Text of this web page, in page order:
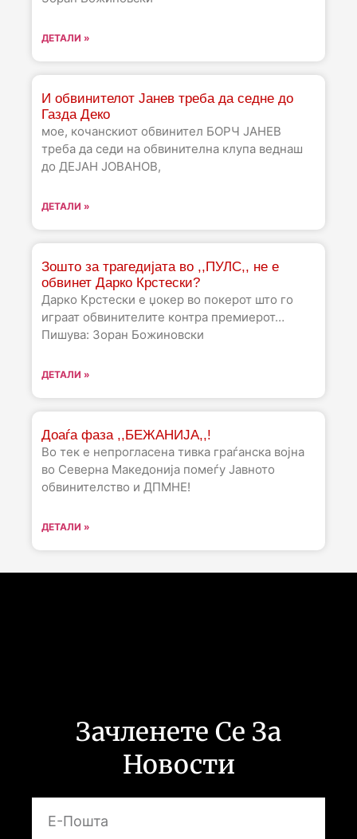
ДЕТАЛИ »
И обвинителот Јанев треба да седне до
Газда Деко
мое, кочанскиот обвинител БОРЧ ЈАНЕВ
треба да седи на обвинителна клупа веднаш
до ДЕЈАН ЈОВАНОВ,
ДЕТАЛИ »
Зошто за трагедијата во ,,ПУЛС,, не е
обвинет Дарко Крстески?
Дарко Крстески е џокер во покерот што го
играат обвинителите контра премиерот…
Пишува: Зоран Божиновски
ДЕТАЛИ »
Доаѓа фаза ,,БЕЖАНИЈА,,!
Во тек е непрогласена тивка граѓанска војна
во Северна Македонија помеѓу Јавното
обвинителство и ДПМНЕ!
ДЕТАЛИ »
Зачленете Се За
Новости